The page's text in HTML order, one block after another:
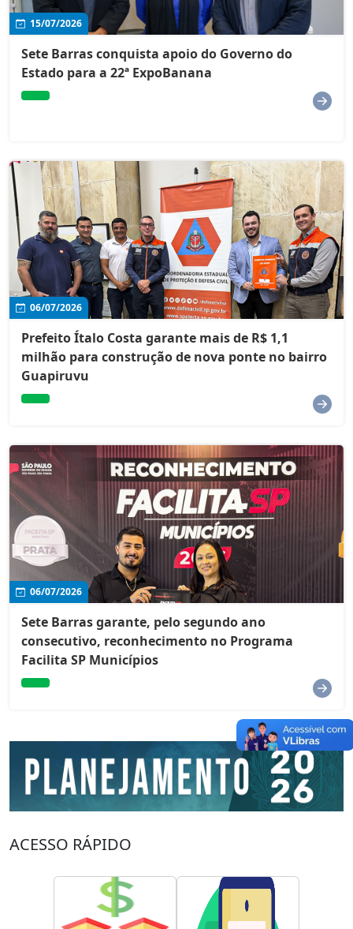
15/07/2026
Sete Barras conquista apoio do Governo do
Estado para a 22ª ExpoBanana
06/07/2026
Prefeito Ítalo Costa garante mais de R$ 1,1
milhão para construção de nova ponte no bairro
Guapiruvu
06/07/2026
Sete Barras garante, pelo segundo ano
consecutivo, reconhecimento no Programa
Facilita SP Municípios
ACESSO RÁPIDO